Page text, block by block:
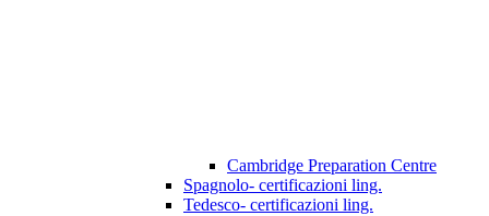
Cambridge Preparation Centre
Spagnolo- certificazioni ling.
Tedesco- certificazioni ling.